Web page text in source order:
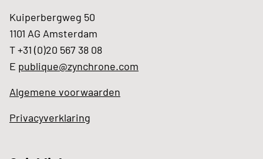
Kuiperbergweg 50
1101 AG Amsterdam
T +31 (0)20 567 38 08
E publique@zynchrone.com
Algemene voorwaarden
Privacyverklaring